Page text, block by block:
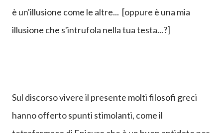
illusione; la stessa convinzione di essere schiavo,
libero, risvegliato o addormentato è un'illusione
illusione che s'intrufola nella tua testa...?]